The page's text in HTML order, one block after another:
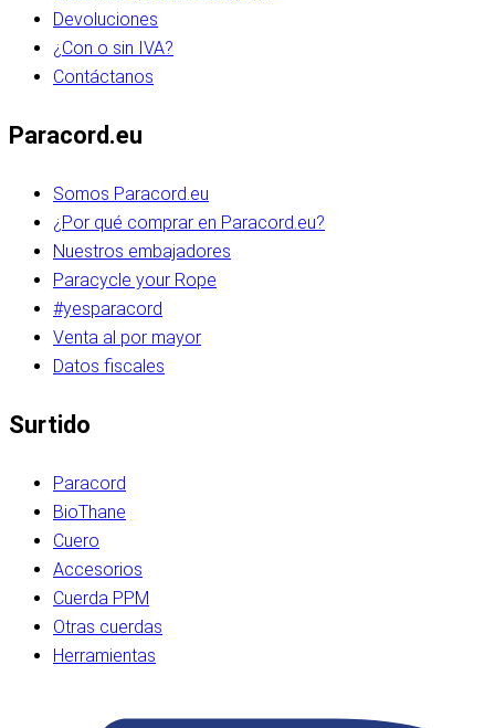
Devoluciones
¿Con o sin IVA?
Contáctanos
Paracord.eu
Somos Paracord.eu
¿Por qué comprar en Paracord.eu?
Nuestros embajadores
Paracycle your Rope
#yesparacord
Venta al por mayor
Datos fiscales
Surtido
Paracord
BioThane
Cuero
Accesorios
Cuerda PPM
Otras cuerdas
Herramientas